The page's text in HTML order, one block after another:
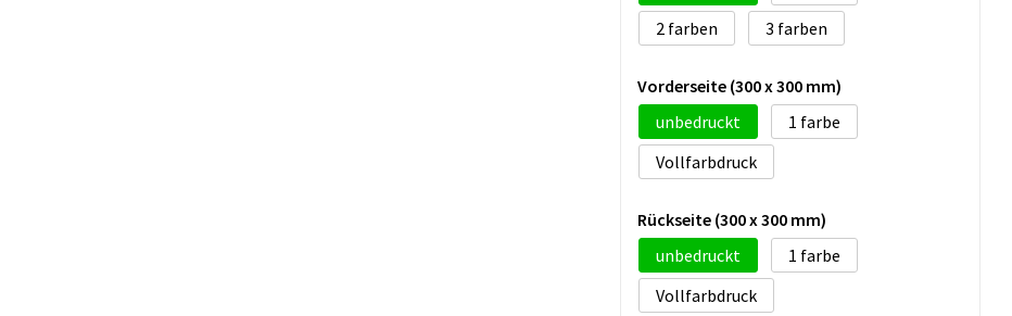
2
3
Vorderseite (300 x 300 mm)
unbedruckt
1
Vollfarbdruck
Rückseite (300 x 300 mm)
unbedruckt
1
Vollfarbdruck